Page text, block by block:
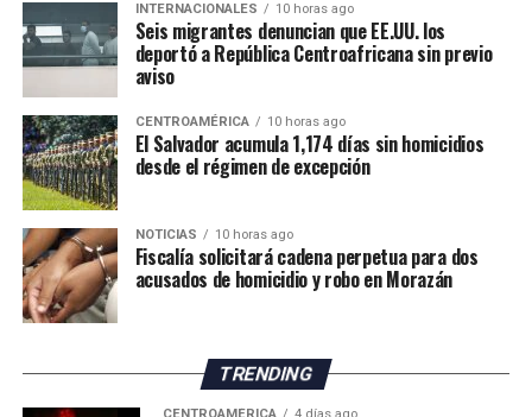
de Economía y Finanzas (MEF), que muestran una
tendencia descendente en los ingresos del Gobierno
Central. La relación entre los ingresos tributarios y el
PIB pasó de 13 % en 2012 a 7.1 % en 2025, mientras que
los ingresos totales del Gobierno Central disminuyeron
de 18.7 % a 11.7 % en el mismo período.
Especialistas consultados atribuyen este desempeño a la
amplia cantidad de incentivos y exoneraciones fiscales
vigentes en el país.
El economista Aristides Hernández sostuvo que Panamá
mantiene una de las cargas tributarias más bajas del
mundo debido a los beneficios fiscales otorgados a
INTERNACIONALES 10 horas ago
Seis migrantes denuncian que EE.UU. los
deportó a República Centroafricana sin previo
aviso
CENTROAMÉRICA 10 horas ago
El Salvador acumula 1,174 días sin homicidios
desde el régimen de excepción
NOTICIAS 10 horas ago
Fiscalía solicitará cadena perpetua para dos
acusados de homicidio y robo en Morazán
TRENDING
CENTROAMÉRICA 4 días ago